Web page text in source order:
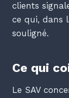
clients
ce qui, dans
souligné.
Ce qui
Le SAV